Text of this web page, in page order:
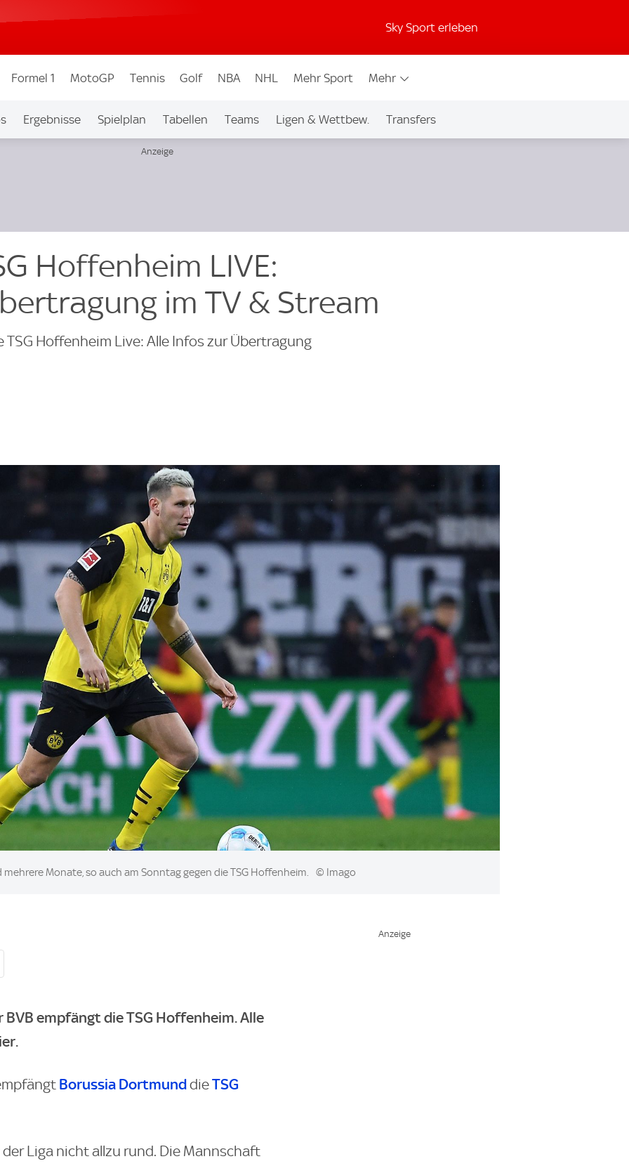
Sky Sport erleben
Formel 1 MotoGP Tennis Golf NBA NHL Mehr Sport Mehr
Ergebnisse Spielplan Tabellen Teams Ligen & Wettbew. Transfers
Hoffenheim LIVE:
im TV & Stream
Hoffenheim Live: Alle Infos zur Übertragung
Monate, so auch am Sonntag gegen die TSG Hoffenheim. © Imago
empfängt die TSG Hoffenheim. Alle
Borussia DortmunddieTSG
Liga nicht allzu rund. Die Mannschaft